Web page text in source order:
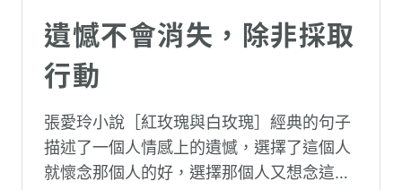
遺憾不會消失，除非採取
行動
張愛玲小說［紅玫瑰與白玫瑰］經典的句子
描述了一個人情感上的遺憾，選擇了這個人
就懷念那個人的好，選擇那個人又想念這個